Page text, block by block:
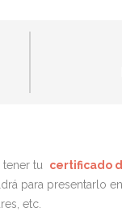
tener tu certificado
para presentarlo
etc.